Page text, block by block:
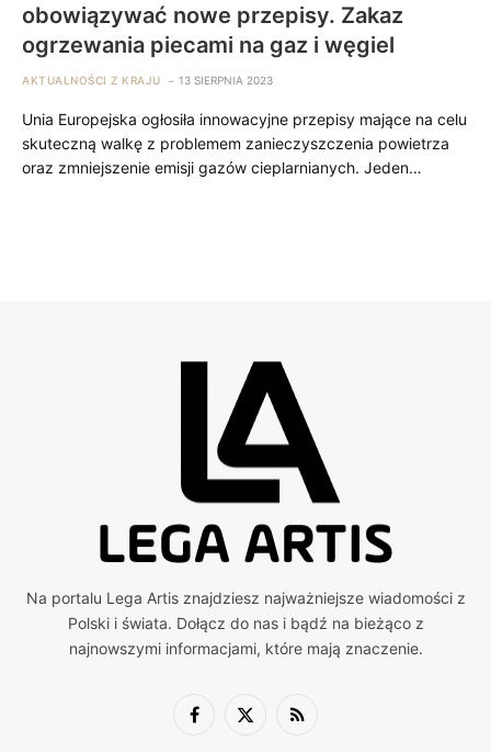
obowiązywać nowe przepisy. Zakaz
ogrzewania piecami na gaz i węgiel
AKTUALNOŚCI Z KRAJU 13 SIERPNIA 2023
Unia Europejska ogłosiła innowacyjne przepisy mające na celu
skuteczną walkę z problemem zanieczyszczenia powietrza
oraz zmniejszenie emisji gazów cieplarnianych. Jeden…
Na portalu Lega Artis znajdziesz najważniejsze wiadomości z
Polski i świata. Dołącz do nas i bądź na bieżąco z
najnowszymi informacjami, które mają znaczenie.
Facebook
X
RSS